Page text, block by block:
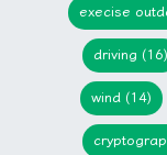
execise
driving (16)
wind (14)